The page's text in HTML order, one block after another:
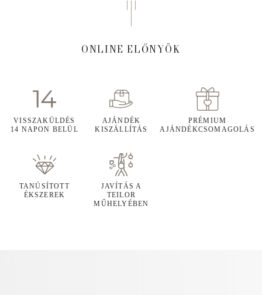
ONLINE ELŐNYÖK
VISSZAKÜLDÉS
14 NAPON BELÜL
AJÁNDÉK
KISZÁLLÍTÁS
PRÉMIUM
AJÁNDÉKCSOMAGOLÁS
TANÚSÍTOTT
ÉKSZEREK
JAVÍTÁS A
TEILOR
MŰHELYÉBEN